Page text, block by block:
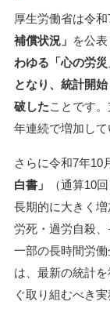
厚生労働省は令和
補償状況」 を公
わゆる「心の労
となり、統計開
破したことです
年連続で増加して
さらに令和7年10
白書」
（通算10
長期的に大きく
労死・過労自殺
一部の長時間労
は、最新の統計
ぐ取り組むべき